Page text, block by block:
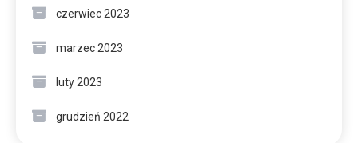
czerwiec 2023
marzec 2023
luty 2023
grudzień 2022